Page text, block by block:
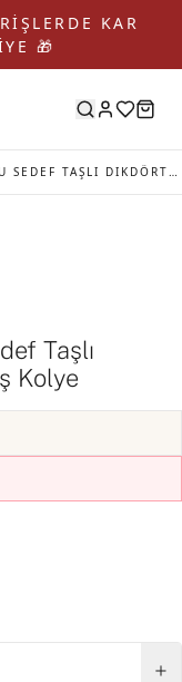
KAR
🎁
LUCKY GEMS KOLEKSIYONU SEDEF TAŞLI DIKDÖRTGEN MADALYON GÜMÜŞ KOLYE
Taşlı
Kolye